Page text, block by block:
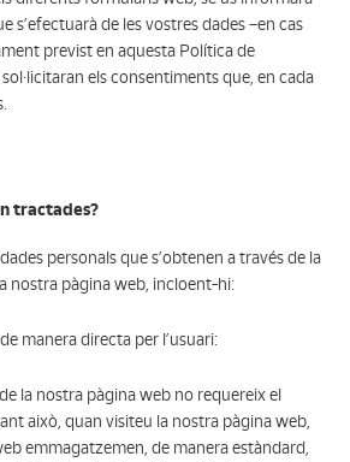
s’efectuarà de les vostres dades –en cas
previst en aquesta Política de
els consentiments que, en cada
tractades?
personals que s’obtenen a través de la
nostra pàgina web, incloent-hi:
manera directa per l’usuari:
la nostra pàgina web no requereix el
això, quan visiteu la nostra pàgina web,
emmagatzemen, de manera estàndard,